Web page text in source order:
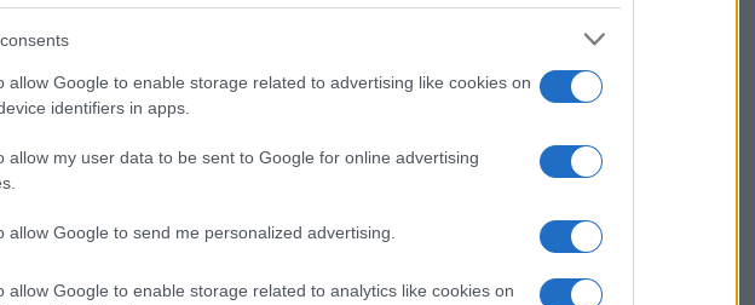
allow Google to enable storage related to advertising like cookies on
identifiers in apps.
allow my user data to be sent to Google for online advertising
allow Google to send me personalized advertising.
allow Google to enable storage related to analytics like cookies on
Prossimo articolo
I nostri cari
I nostri cari